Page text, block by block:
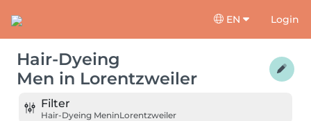
EN Login
Hair-Dyeing
Men in Lorentzweiler
Filter
Hair-Dyeing MeninLorentzweiler